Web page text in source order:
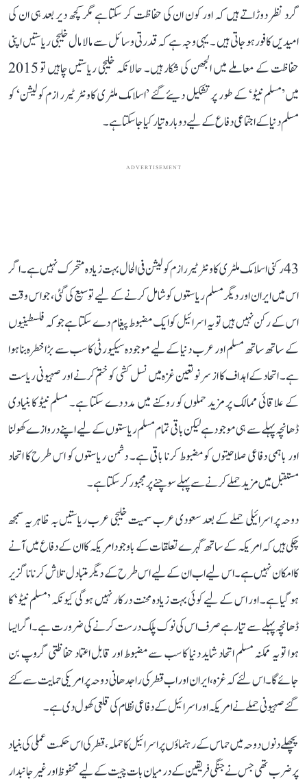
گرد نظر دوڑاتے ہیں کہ اور کون ان کی حفاظت کر سکتا ہے مگر کچھ دیر بعد ہی ان کی
امیدیں کافور ہوجاتی ہیں ۔ یہی وجہ ہے کہ قدرتی وسائل سے مالا مال خلیجی ریاستیں اپنی
حفاظت کے معاملے میں الجھن کی شکار ہیں۔ حالانکہ خلیجی ریاستیں چاہیں تو 2015
میں’مسلم نیٹو‘ کے طور پر تشکیل دیئے گئے ’اسلامک ملٹری کاونٹر ٹیرر ازم کولیشن‘ کو
مسلم دنیا کے اجتماعی دفاع کے لیے دوبارہ تیار کیا جا سکتا ہے۔
ADVERTISEMENT
43 رکنی اسلامک ملٹری کاونٹر ٹیررازم کولیشن فی الحال بہت زیادہ متحرک نہیں ہے۔ اگر
اس میں ایران اور دیگر مسلم ریاستوں کو شامل کرنے کے لیے توسیع کی گئی، جو اس وقت
اس کے رکن نہیں ہیں تو یہ اسرائیل کو ایک مضبوط پیغام دے سکتا ہے جو کہ فلسطینیوں
کے ساتھ ساتھ مسلم اور عرب دنیا کے لیے موجودہ سیکیورٹی کا سب سے بڑا خطرہ بنا ہوا
ہے۔ اتحاد کے اہداف کا از سر نو تعین غزہ میں نسل کشی کو ختم کرنے اور صہیونی ریاست
کے علاقائی ممالک پر مزید حملوں کو روکنے میں مدد دے سکتا ہے۔ مسلم نیٹو کا بنیادی
ڈھانچہ پہلے سے ہی موجود ہے لیکن باقی تمام مسلم ریاستوں کے لیے اپنے دروازے کھولنا
اور باہمی دفاعی صلاحیتوں کو مضبوط کرنا باقی ہے۔ دشمن ریاستوں کو اس طرح کا اتحاد
مستقبل میں مزید حملے کرنے سے پہلے سوچنے پر مجبور کرسکتا ہے۔
دوحہ پر اسرائیلی حملے کے بعد سعودی عرب سمیت خلیجی عرب ریاستیں بہ ظاہر یہ سمجھ
چکی ہیں کہ امریکہ کے ساتھ گہرے تعلقات کے باوجود امریکہ کا ان کے دفاع میں آنے
کا امکان نہیں ہے۔ اس لیے اب ان کے لیے اس طرح کے دیگر متبادل تلاش کرنا ناگزیر
ہو گیا ہے۔ اور اس کے لیے کوئی بہت زیادہ محنت درکار نہیں ہوگی کیونکہ ’مسلم نیٹو‘ کا
ڈھانچہ پہلے سے تیار ہے صرف اس کی نوک پلک درست کرنے کی ضرورت ہے۔ اگر ایسا
ہوا تو یہ ممکنہ مسلم اتحاد شاید دنیا کا سب سے مضبوط اور قابل اعتماد حفاظتی گروپ بن
جائے گا۔ اس لئے کہ غزہ، ایران اور اب قطرکی راجدھانی دوحہ پر امریکی حمایت سے کئے
گئے صہیونی حملے نے امریکہ اور اسرائیل کے دفاعی نظام کی قلعی کھول دی ہے۔
پچھلے دنوں دوحہ میں حماس کے رہنماؤں پر اسرائیل کا حملہ، قطر کی اس حکمت عملی کی بنیاد
پر ضرب تھی جس نے جنگی فریقین کے درمیان بات چیت کے لیے محفوظ اور غیر جانبدار